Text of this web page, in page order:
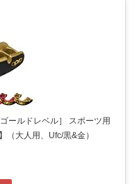
ールドレベル］ スポーツ用
（大人用、Ufc/黒&金）